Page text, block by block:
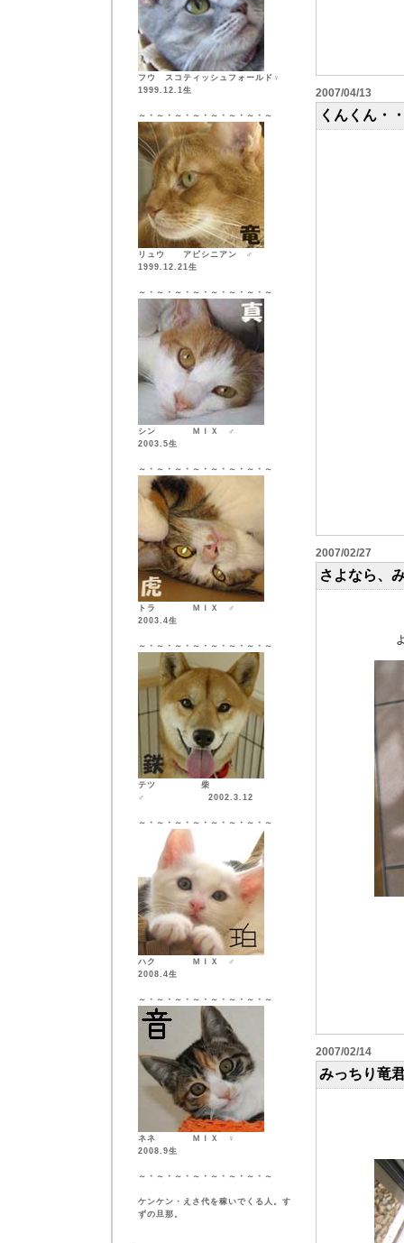
フウ スコティッシュフォールド♀
1999.12.1生
～・～・～・～・～・～・～・～
リュウ アビシニアン ♂
1999.12.21生
～・～・～・～・～・～・～・～
シン ＭＩＸ ♂
2003.5生
～・～・～・～・～・～・～・～
トラ ＭＩＸ ♂
2003.4生
～・～・～・～・～・～・～・～
テツ 柴
♂ 2002.3.12
～・～・～・～・～・～・～・～
ハク ＭＩＸ ♂
2008.4生
～・～・～・～・～・～・～・～
ネネ ＭＩＸ ♀
2008.9生
～・～・～・～・～・～・～・～
ケンケン・えさ代を稼いでくる人。す
ずの旦那。
2007/04/13
くんくん・
2007/02/27
さよなら、
2007/02/14
みっちり竜